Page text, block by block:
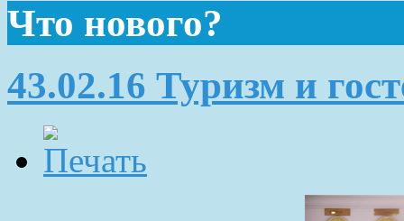
Что нового?
43.02.16 Туризм и